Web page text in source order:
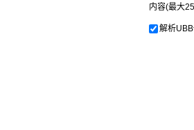
内容(最大
解析